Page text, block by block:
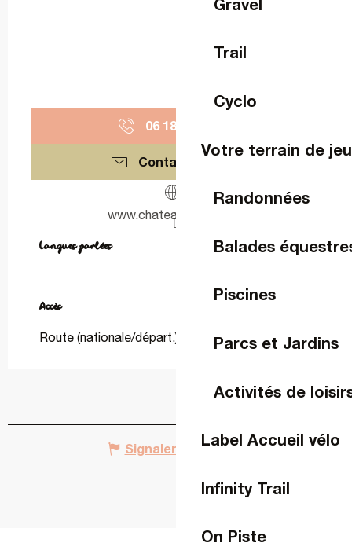
Gravel
Trail
Cyclo
Votre terrain de
Randonnées
Balades
Piscines
Parcs et Jardins
Activités de
Label Accueil vélo
Infinity Trail
On Piste
06 18 22 78
Contactez-nous
www.chateaudelassay.fr
Langues parlées
Langues parlées
Accès
Accès
Route (nationale/départ.)
Signaler une erreur